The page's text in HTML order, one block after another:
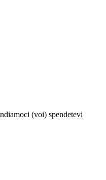
(voi) spendetevi